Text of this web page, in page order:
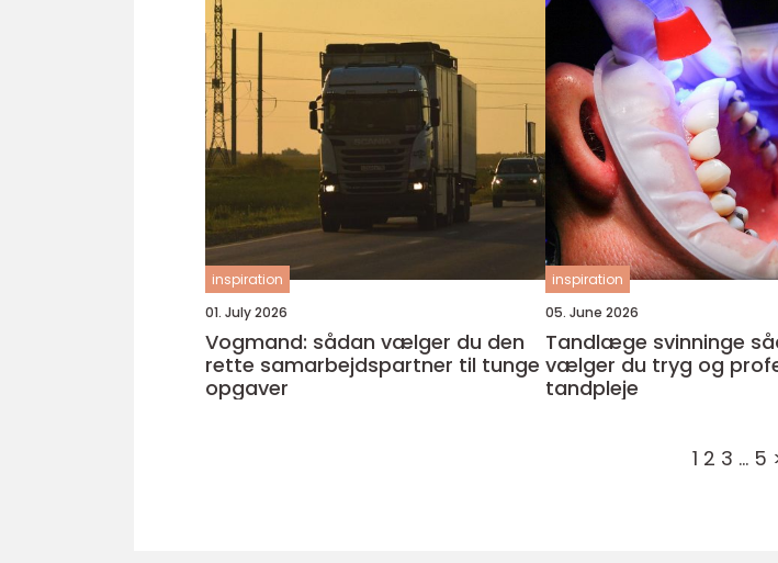
inspiration
01. July 2026
Vogmand: sådan vælger du den
rette samarbejdspartner til tunge
opgaver
inspiration
05. June 2026
Tandlæge svinninge sådan
vælger du tryg og
tandpleje
1 2 3 … 5